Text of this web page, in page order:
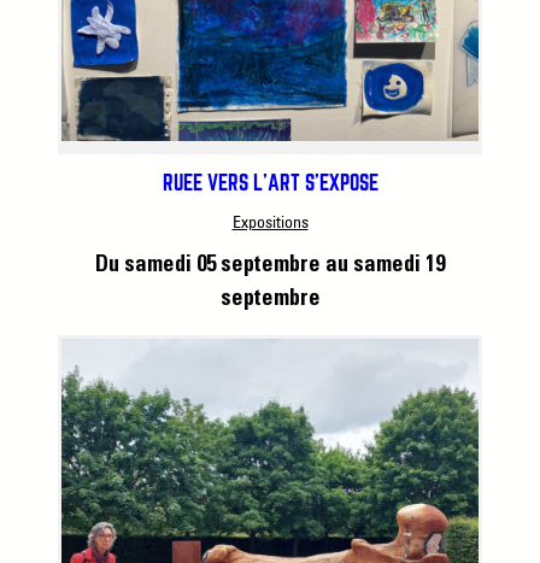
RUÉE VERS L’ART S’EXPOSE
Expositions
Du samedi 05 septembre au samedi 19
septembre